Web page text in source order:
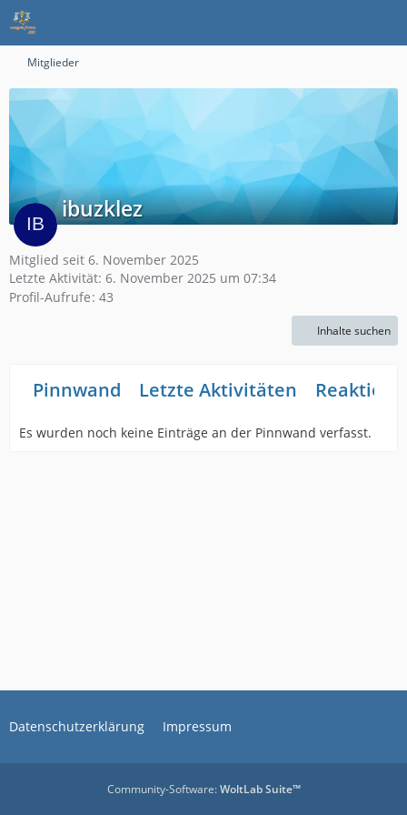
Mitglieder
ibuzklez
Mitglied seit 6. November 2025
Letzte Aktivität: 6. November 2025 um 07:34
Profil-Aufrufe 43
Inhalte suchen
Pinnwand Letzte Aktivitäten
Es wurden noch keine Einträge an der Pinnwand verfasst.
Datenschutzerklärung Impressum
Community-Software:WoltLab Suite™